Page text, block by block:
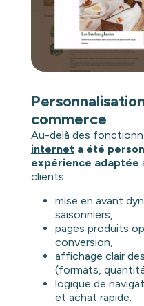
commerce
Au-delà des
interneta été
expérience adaptée
clients :
mise en avant
saisonniers,
pages produits
conversion,
affichage clair
(formats,
logique de
et achat rapide.